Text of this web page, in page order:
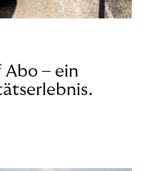
Abo – ein